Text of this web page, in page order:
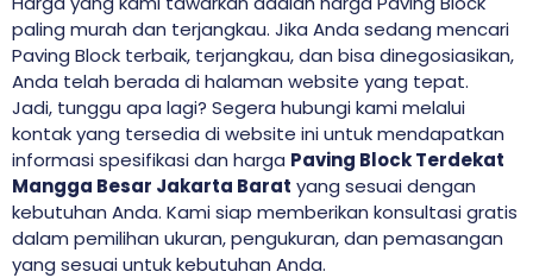
paling murah dan terjangkau. Jika Anda sedang mencari
Paving Block terbaik, terjangkau, dan bisa dinegosiasikan,
Anda telah berada di halaman website yang tepat.
Jadi, tunggu apa lagi? Segera hubungi kami melalui
kontak yang tersedia di website ini untuk mendapatkan
informasi spesifikasi dan harga Paving Block Terdekat
Mangga Besar Jakarta Barat yang sesuai dengan
kebutuhan Anda. Kami siap memberikan konsultasi gratis
dalam pemilihan ukuran, pengukuran, dan pemasangan
yang sesuai untuk kebutuhan Anda.